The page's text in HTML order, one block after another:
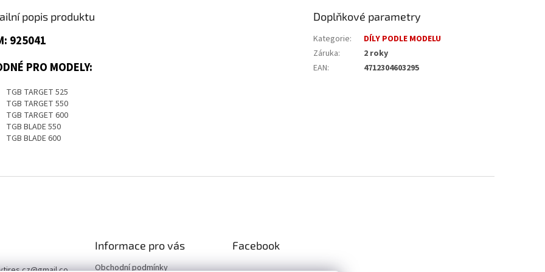
popis produktu
925041
PRO MODELY:
TGB TARGET 525
TGB TARGET 550
TGB TARGET 600
TGB BLADE 550
TGB BLADE 600
Doplňkové parametry
Kategorie:
DÍLY PODLE MODELU
Záruka:
2 roky
EAN: 4712304603295
Informace pro vás
Obchodní podmínky
Facebook